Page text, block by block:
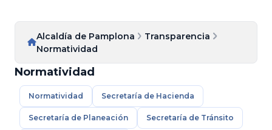
Alcaldía de Pamplona
Transparencia
Normatividad
Normatividad
Normatividad Secretaría de Hacienda
Secretaría de Planeación Secretaría de Tránsito